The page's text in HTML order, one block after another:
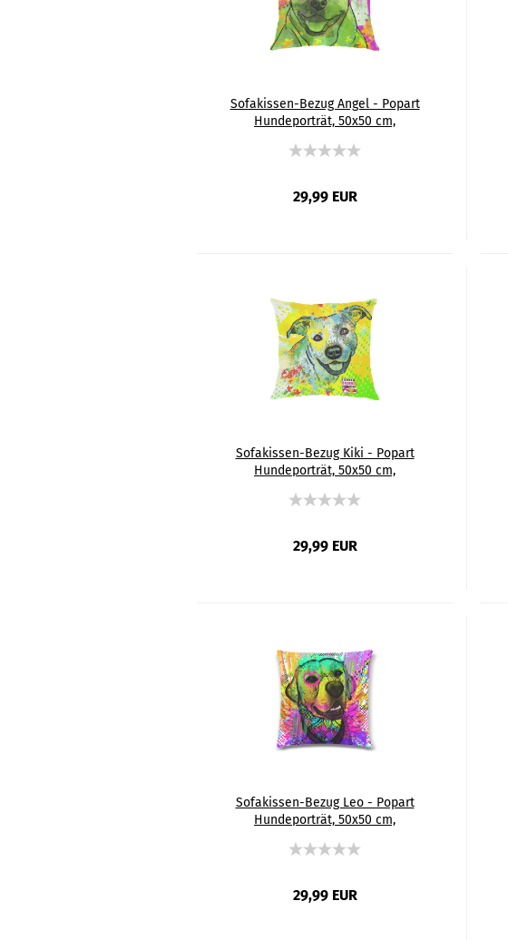
Sofakissen-Bezug Angel - Popart
Hundeporträt, 50x50 cm,
bedruckt, waschbar
29,99 EUR
Sofakissen-Bezug Kiki - Popart
Hundeporträt, 50x50 cm,
bedruckt, waschbar
29,99 EUR
Sofakissen-Bezug Leo - Popart
Hundeporträt, 50x50 cm,
bedruckt, waschbar
29,99 EUR